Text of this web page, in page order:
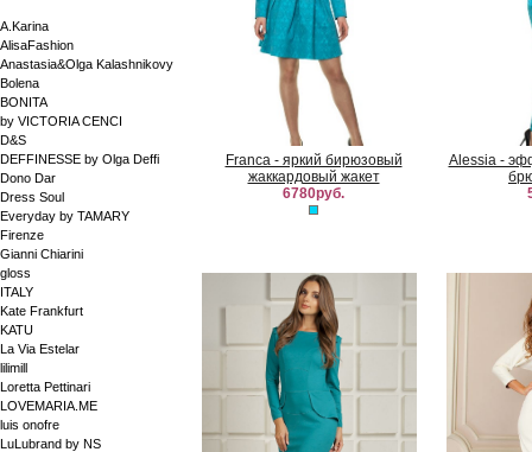
A.Karina
AlisaFashion
Anastasia&Olga Kalashnikovy
Bolena
BONITA
by VICTORIA CENCI
D&S
DEFFINESSE by Olga Deffi
Dono Dar
Dress Soul
Everyday by TAMARY
Firenze
Gianni Chiarini
gloss
ITALY
Kate Frankfurt
KATU
La Via Estelar
lilimill
Loretta Pettinari
LOVEMARIA.ME
luis onofre
LuLubrand by NS
Franca - яркий бирюзовый
жаккардовый жакет
6780руб.
Alessia -